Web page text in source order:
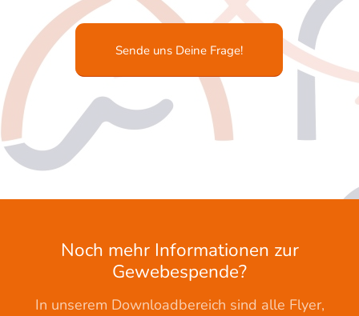
Sende uns Deine Frage!
Noch mehr Informationen zur
Gewebespende?
In unserem Downloadbereich sind alle Flyer,